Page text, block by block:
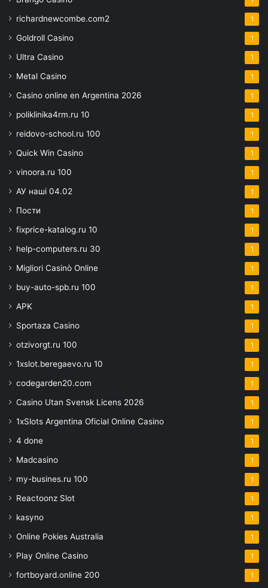
richardnewcombe.com2 1
Goldroll Casino 1
Ultra Casino 1
Metal Casino 1
Casino online en Argentina 2026 1
poliklinika4rm.ru 10 1
reidovo-school.ru 100 1
Quick Win Casino 1
vinoora.ru 100 1
АУ наші 04.02 1
Пости 1
fixprice-katalog.ru 10 1
help-computers.ru 30 1
Migliori Casinò Online 1
buy-auto-spb.ru 100 1
APK 1
Sportaza Casino 1
otzivorgt.ru 100 1
1xslot.beregaevo.ru 10 1
codegarden20.com 1
Casino Utan Svensk Licens 2026 1
1xSlots Argentina Oficial Online Casino 1
4 done 1
Madcasino 1
my-busines.ru 100 1
Reactoonz Slot 1
kasyno 1
Online Pokies Australia 1
Play Online Casino 1
fortboyard.online 200 1